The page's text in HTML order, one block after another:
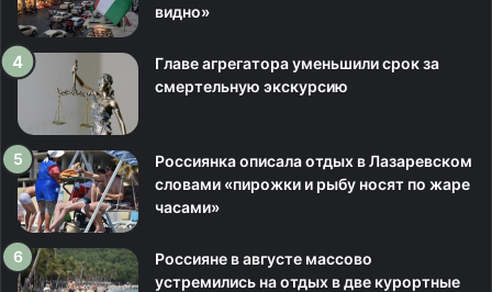
видно»
Главе агрегатора уменьшили срок за
смертельную экскурсию
Россиянка описала отдых в Лазаревском
словами «пирожки и рыбу носят по жаре
часами»
Россияне в августе массово
устремились на отдых в две курортные